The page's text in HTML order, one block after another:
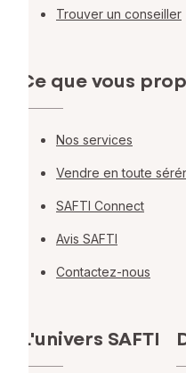
Trouver un conseiller
Ce que vous
Nos services
Vendre en toute
SAFTI Connect
Avis SAFTI
Contactez-nous
L'univers SAFTI